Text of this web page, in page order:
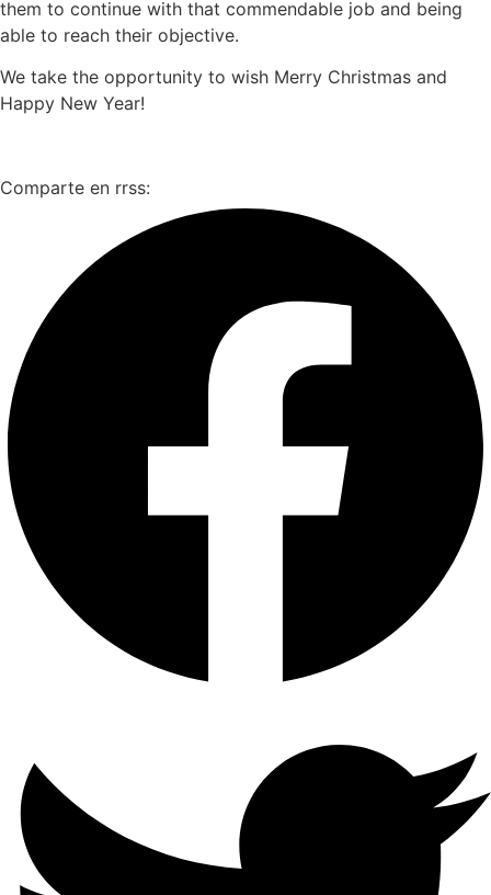
them to continue with that commendable job and being
able to reach their objective.
We take the opportunity to wish Merry Christmas and
Happy New Year!
Comparte en rrss: